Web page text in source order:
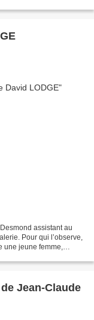
assistant au
Pour qui l’observe,
une jeune femme,
Jean-Claude